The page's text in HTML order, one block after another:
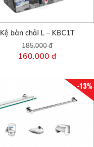
Kệ bàn chải L – KBC1T
185.000 đ
160.000 đ
-13%